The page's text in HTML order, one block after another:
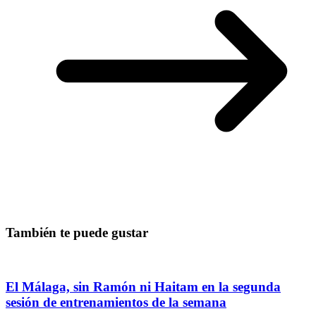
También te puede gustar
El Málaga, sin Ramón ni Haitam en la segunda
sesión de entrenamientos de la semana